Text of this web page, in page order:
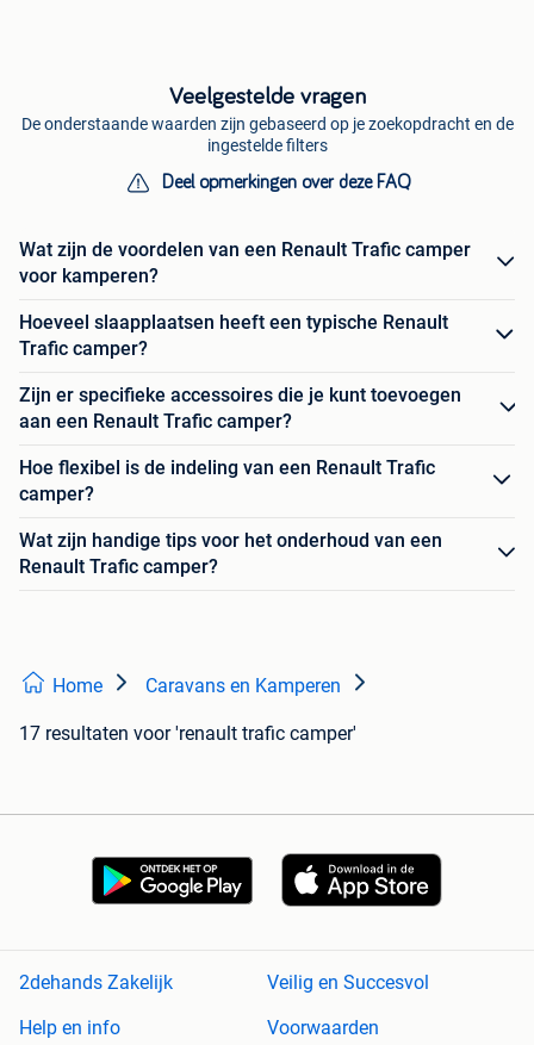
Veelgestelde vragen
De onderstaande waarden zijn gebaseerd op je zoekopdracht en de
ingestelde filters
Deel opmerkingen over deze FAQ
Wat zijn de voordelen van een Renault Trafic camper
voor kamperen?
Hoeveel slaapplaatsen heeft een typische Renault
Trafic camper?
Zijn er specifieke accessoires die je kunt toevoegen
aan een Renault Trafic camper?
Hoe flexibel is de indeling van een Renault Trafic
camper?
Wat zijn handige tips voor het onderhoud van een
Renault Trafic camper?
Home Caravans en Kamperen
17 resultaten voor 'renault trafic camper'
2dehands Zakelijk
Veilig en Succesvol
Help en info
Voorwaarden